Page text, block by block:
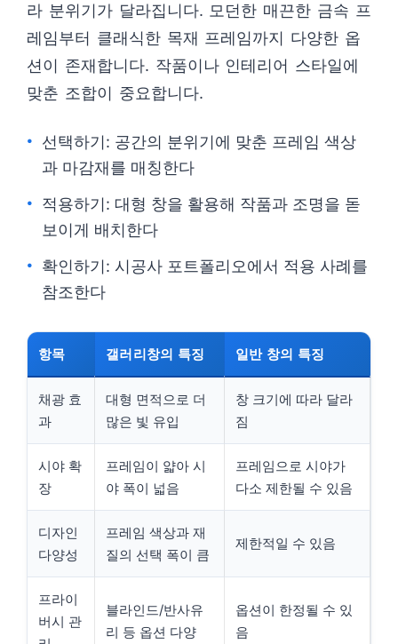
라 분위기가 달라집니다. 모던한 매끈한 금속 프
레임부터 클래식한 목재 프레임까지 다양한 옵
션이 존재합니다. 작품이나 인테리어 스타일에
맞춘 조합이 중요합니다.
선택하기: 공간의 분위기에 맞춘 프레임 색상
과 마감재를 매칭한다
적용하기: 대형 창을 활용해 작품과 조명을 돋
보이게 배치한다
확인하기: 시공사 포트폴리오에서 적용 사례를
참조한다
항목 갤러리창의 특징 일반 창의 특징
채광 효
과
대형 면적으로 더
많은 빛 유입
창 크기에 따라 달라
짐
시야 확
장
프레임이 얇아 시
야 폭이 넓음
프레임으로 시야가
다소 제한될 수 있음
디자인
다양성
프레임 색상과 재
질의 선택 폭이 큼
제한적일 수 있음
프라이
버시 관
블라인드/반사유
리 등 옵션 다양
옵션이 한정될 수 있
음